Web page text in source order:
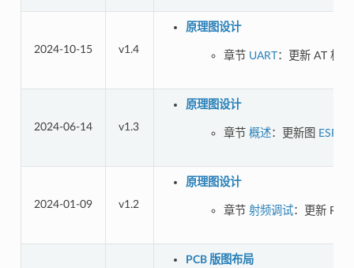
2024-10-15 v1.4
原理图设计
章节 UART：更新 AT 相
2024-06-14 v1.3
原理图设计
章节 概述：更新图
2024-01-09 v1.2
原理图设计
章节 射频调试：更新 RF
PCB 版图布局